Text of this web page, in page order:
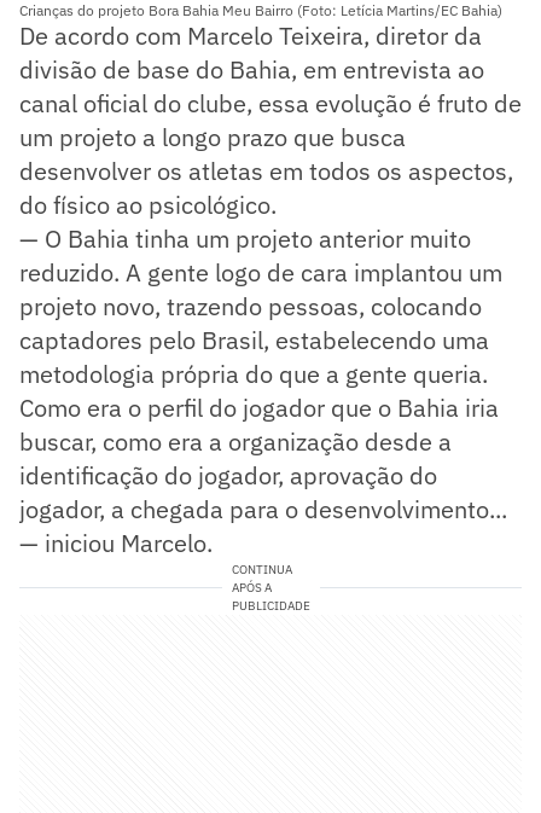
Crianças do projeto Bora Bahia Meu Bairro (Foto: Letícia Martins/EC Bahia)
De acordo com Marcelo Teixeira, diretor da
divisão de base do Bahia, em entrevista ao
canal oficial do clube, essa evolução é fruto de
um projeto a longo prazo que busca
desenvolver os atletas em todos os aspectos,
do físico ao psicológico.
— O Bahia tinha um projeto anterior muito
reduzido. A gente logo de cara implantou um
projeto novo, trazendo pessoas, colocando
captadores pelo Brasil, estabelecendo uma
metodologia própria do que a gente queria.
Como era o perfil do jogador que o Bahia iria
buscar, como era a organização desde a
identificação do jogador, aprovação do
jogador, a chegada para o desenvolvimento...
— iniciou Marcelo.
CONTINUA
APÓS A
PUBLICIDADE